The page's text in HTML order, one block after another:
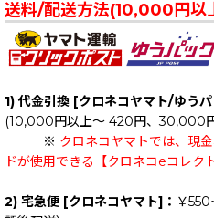
送料/配送方法(10,000円以
1) 代金引換 [クロネコヤマト/ゆうパ
(10,000円以上～ 420円、30,000
※ クロネコヤマトでは、現
ドが使用できる【クロネコeコレク
2) 宅急便 [クロネコヤマト]： ￥